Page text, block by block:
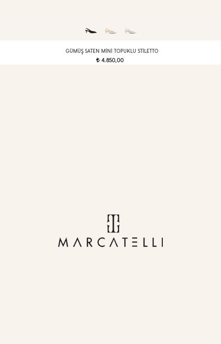
GÜMÜŞ SATEN MINI TOPUKLU STILETTO
t 4.850,00